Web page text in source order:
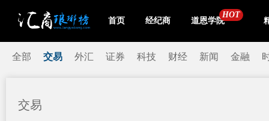
首页 经纪商 道恩学院
HOT
全部 交易 外汇 证券 科技 财经 新闻 金融
交易